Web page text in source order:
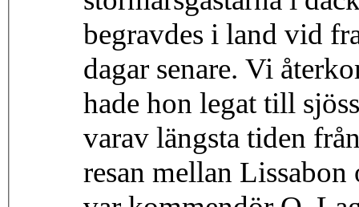
begravdes i land vid
dagar senare. Vi
hade hon legat till
varav längsta tiden
resan mellan